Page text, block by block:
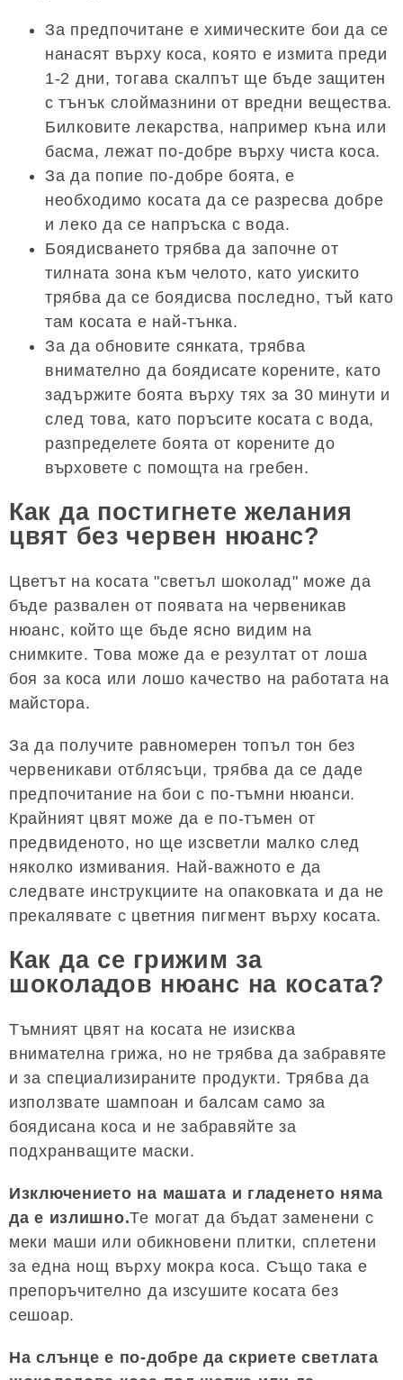
За предпочитане е химическите бои да се
нанасят върху коса, която е измита преди
1-2 дни, тогава скалпът ще бъде защитен
с тънък слоймазнини от вредни вещества.
Билковите лекарства, например къна или
басма, лежат по-добре върху чиста коса.
За да попие по-добре боята, е
необходимо косата да се разресва добре
и леко да се напръска с вода.
Боядисването трябва да започне от
тилната зона към челото, като уискито
трябва да се боядисва последно, тъй като
там косата е най-тънка.
За да обновите сянката, трябва
внимателно да боядисате корените, като
задържите боята върху тях за 30 минути и
след това, като поръсите косата с вода,
разпределете боята от корените до
върховете с помощта на гребен.
Как да постигнете желания
цвят без червен нюанс?
Цветът на косата "светъл шоколад" може да
бъде развален от появата на червеникав
нюанс, който ще бъде ясно видим на
снимките. Това може да е резултат от лоша
боя за коса или лошо качество на работата на
майстора.
За да получите равномерен топъл тон без
червеникави отблясъци, трябва да се даде
предпочитание на бои с по-тъмни нюанси.
Крайният цвят може да е по-тъмен от
предвиденото, но ще изсветли малко след
няколко измивания. Най-важното е да
следвате инструкциите на опаковката и да не
прекалявате с цветния пигмент върху косата.
Как да се грижим за
шоколадов нюанс на косата?
Тъмният цвят на косата не изисква
внимателна грижа, но не трябва да забравяте
и за специализираните продукти. Трябва да
използвате шампоан и балсам само за
боядисана коса и не забравяйте за
подхранващите маски.
Изключението на машата и гладенето няма
да е излишно.Те могат да бъдат заменени с
меки маши или обикновени плитки, сплетени
за една нощ върху мокра коса. Също така е
препоръчително да изсушите косата без
сешоар.
На слънце е по-добре да скриете светлата